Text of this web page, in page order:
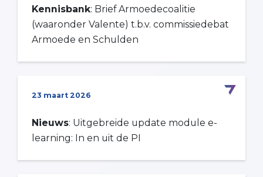
Kennisbank: Brief Armoedecoalitie
(waaronder Valente) t.b.v. commissiedebat
Armoede en Schulden
23 maart 2026
Nieuws: Uitgebreide update module e-
learning: In en uit de PI